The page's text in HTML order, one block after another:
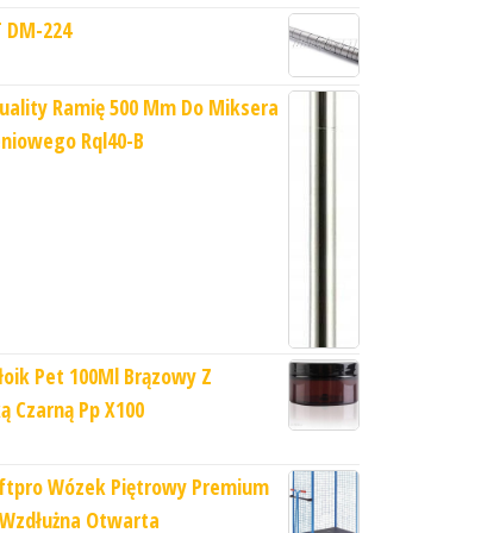
DM-224
Ramię 500 Mm Do Miksera
Rql40-B
Pet 100Ml Brązowy Z
Czarną Pp X100
Wózek Piętrowy Premium
Otwarta